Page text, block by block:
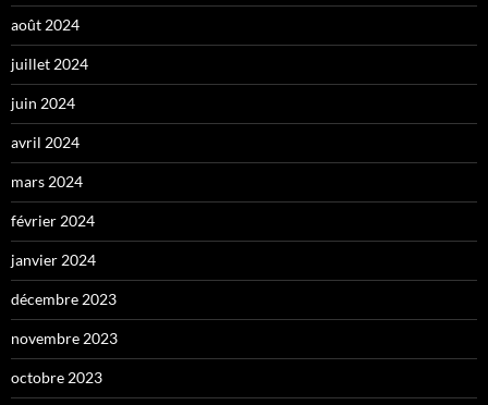
août 2024
juillet 2024
juin 2024
avril 2024
mars 2024
février 2024
janvier 2024
décembre 2023
novembre 2023
octobre 2023